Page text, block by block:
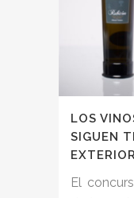
LOS
SIGUEN
El